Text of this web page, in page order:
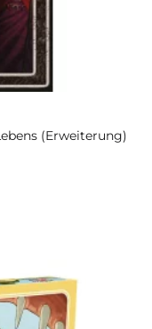
(Erweiterung)